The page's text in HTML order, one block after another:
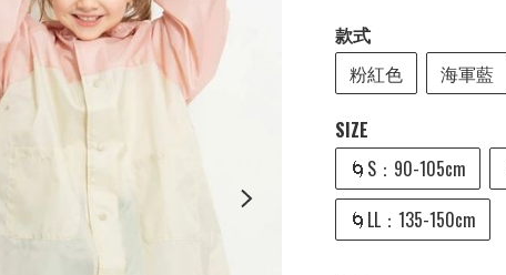
款式
粉紅色
海軍藍
SIZE
🌀S：90-105cm
🌀LL：135-150cm